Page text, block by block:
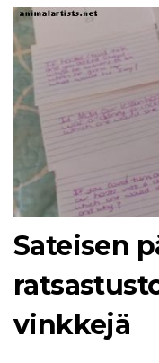
Sateisen
vinkkejä